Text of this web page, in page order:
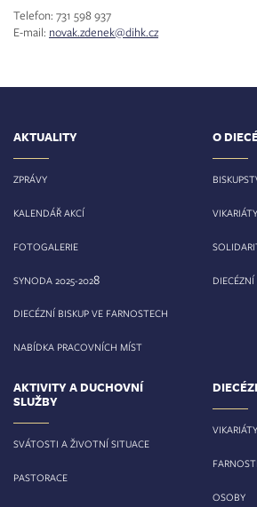
Telefon: 731 598 937
E-mail: novak.zdenek@dihk.cz
AKTUALITY
ZPRÁVY
KALENDÁŘ AKCÍ
FOTOGALERIE
SYNODA 2025-2028
DIECÉZNÍ BISKUP VE FARNOSTECH
NABÍDKA PRACOVNÍCH MÍST
O
AKTIVITY A DUCHOVNÍ
SLUŽBY
SVÁTOSTI A ŽIVOTNÍ SITUACE
PASTORACE
VIKARIÁTY
FARNOSTI
OSOBY